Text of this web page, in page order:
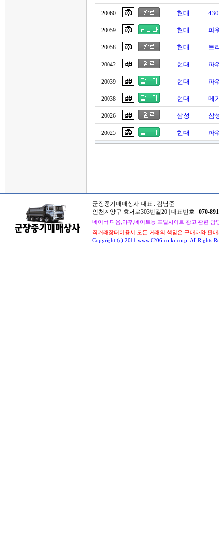
20060 현대
20059 현대 파
20058 현대 트
20042 현대 파
20039 현대 파
20038 현대 메
20026 삼성 삼
20025 현대 파
군장중기매매상사 대표 : 김남준
인천계양구 효서로303번길20 | 대표번호 : 070-
네이버,다음,야후,네이트등 포털사이트 광고 관련 담
직거래장터이용시 모든 거래의 책임은 구매자와 판
Copyright (c) 2011 www.6206.co.kr corp. All Rights